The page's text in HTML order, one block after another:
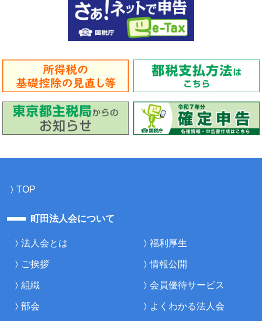
TOP
町田法人会について
法人会とは
ご挨拶
組織
部会
福利厚生
情報公開
会員優待サービス
よくわかる法人会